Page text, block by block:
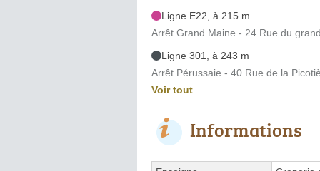
Ligne E22, à 215 m
Arrêt Grand Maine - 24 Rue du
Ligne 301, à 243 m
Arrêt Pérussaie - 40 Rue de la
Voir tout
Informations